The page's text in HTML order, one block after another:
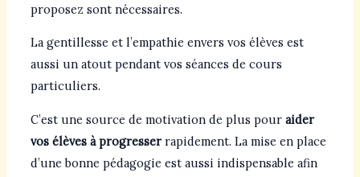
proposez sont nécessaires.
La gentillesse et l’empathie envers vos élèves est
aussi un atout pendant vos séances de cours
particuliers.
C’est une source de motivation de plus pour aider
vos élèves à progresserrapidement. La mise en place
d’une bonne pédagogie est aussi indispensable afin